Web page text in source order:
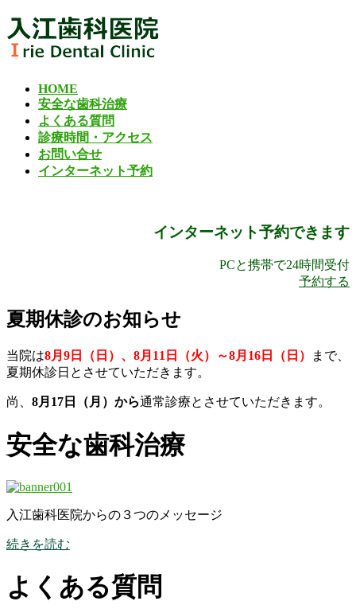
コ
ン
テ
ナ
ビ
ゲ
HOME
安全な歯科治療
よくある質問
診療時間・アクセス
お問い合せ
インターネット予約
インターネット予約できます
PCと携帯で24時間受付
予約する
夏期休診のお知らせ
当院は8月9日（日）、8月11日（火）～8月16日（日）
まで、
夏期休診日とさせていただきます。
尚、 8月17日（月）から通常診療とさせていただきます。
安全な歯科治療
入江歯科医院からの３つのメッセージ
続きを読む
よくある質問